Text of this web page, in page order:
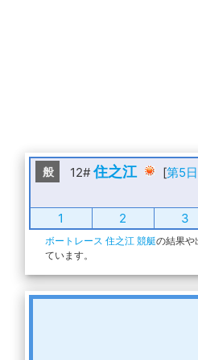
般 12#住之江 [第5日
1 2 3
ボートレース 住之江 競艇の結果や
ています。